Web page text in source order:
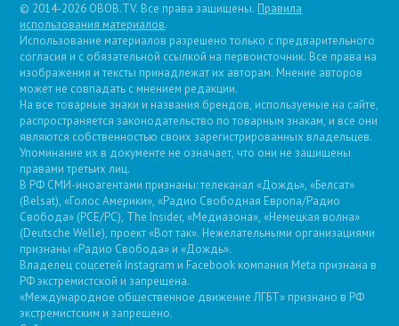
© 2014-2026 OBOB.TV. Все права защищены. Правила
использования материалов.
Использование материалов разрешено только с предварительного
согласия и с обязательной ссылкой на первоисточник. Все права на
изображения и тексты принадлежат их авторам. Мнение авторов
может не совпадать с мнением редакции.
На все товарные знаки и названия брендов, используемые на сайте,
распространяется законодательство по товарным знакам, и все они
являются собственностью своих зарегистрированных владельцев.
Упоминание их в документе не означает, что они не защищены
правами третьих лиц.
В РФ СМИ-иноагентами признаны: телеканал «Дождь», «Белсат»
(Belsat), «Голос Америки», «Радио Свободная Европа/Радио
Свобода» (PCE/PC), The Insider, «Медиазона», «Немецкая волна»
(Deutsche Welle), проект «Вот так». Нежелательными организациями
признаны «Радио Свобода» и «Дождь».
Владелец соцсетей Instagram и Facebook компания Metа признана в
РФ экстремистской и запрещена.
«Международное общественное движение ЛГБТ» признано в РФ
экстремистским и запрещено.